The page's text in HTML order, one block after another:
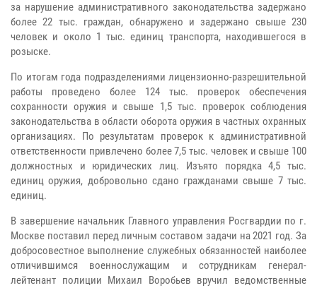
за нарушение административного законодательства задержано
более 22 тыс. граждан, обнаружено и задержано свыше 230
человек и около 1 тыс. единиц транспорта, находившегося в
розыске.
По итогам года подразделениями лицензионно-разрешительной
работы проведено более 124 тыс. проверок обеспечения
сохранности оружия и свыше 1,5 тыс. проверок соблюдения
законодательства в области оборота оружия в частных охранных
организациях. По результатам проверок к административной
ответственности привлечено более 7,5 тыс. человек и свыше 100
должностных и юридических лиц. Изъято порядка 4,5 тыс.
единиц оружия, добровольно сдано гражданами свыше 7 тыс.
единиц.
В завершение начальник Главного управления Росгвардии по г.
Москве поставил перед личным составом задачи на 2021 год. За
добросовестное выполнение служебных обязанностей наиболее
отличившимся военнослужащим и сотрудникам генерал-
лейтенант полиции Михаил Воробьев вручил ведомственные